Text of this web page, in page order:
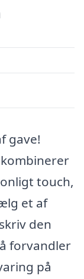
gave!
touch,
et af
den
forvandler
på